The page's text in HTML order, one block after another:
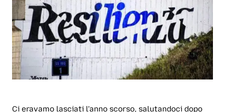
Ci eravamo lasciati l’anno scorso, salutandoci dopo